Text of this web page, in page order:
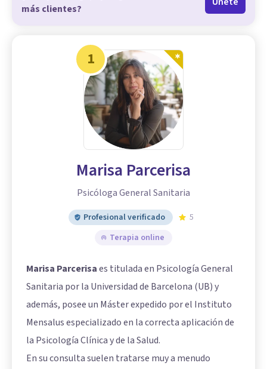
más clientes?
1
Marisa Parcerisa
Psicóloga General Sanitaria
Profesional verificado
5
Terapia online
Marisa Parcerisaes titulada en Psicología General
Sanitaria por la Universidad de Barcelona (UB) y
además, posee un Máster expedido por el Instituto
Mensalus especializado en la correcta aplicación de
la Psicología Clínica y de la Salud.
En su consulta suelen tratarse muy a menudo